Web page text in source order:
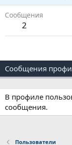
Сообщения
2
Сообщения
В профиле
сообщения.
Пользователи